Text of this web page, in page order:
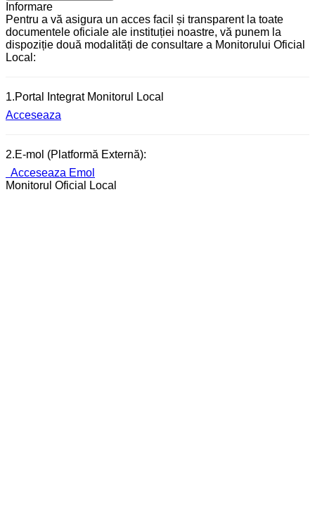
Informare
Pentru a vă asigura un acces facil și transparent la toate
documentele oficiale ale instituției noastre, vă punem la
dispoziție două modalități de consultare a Monitorului Oficial
Local:
1.Portal Integrat Monitorul Local
Acceseaza
2.E-mol (Platformă Externă):
Acceseaza Emol
Monitorul Oficial Local